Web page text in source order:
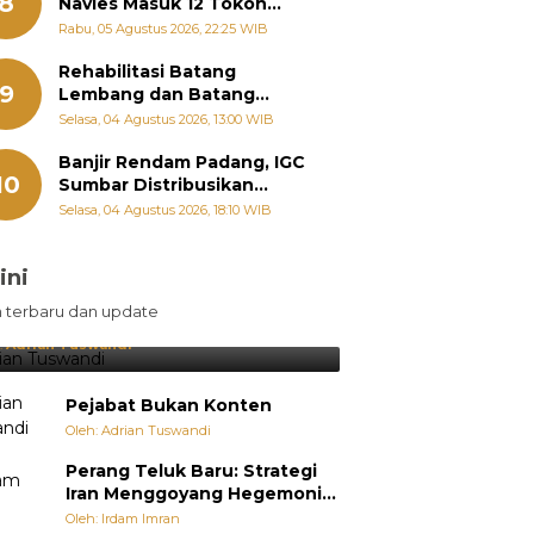
Masyarakat Penerima
Padang
Rabu, 05 Agustus 2026, 22:25 WIB
9
Rehabilitasi Batang
Lembang dan Batang
Gawan Segera Dimulai, Zigo
Berjalan
Selasa, 04 Agustus 2026, 13:00 WIB
Banjir Rendam Padang, IGC
Sumbar Distribusikan
Ratusan Nasi Bungkus dan
Selasa, 04 Agustus 2026, 18:10 WIB
terbaru dan update
Lebih Diunggulkan, tetapi
Selalu Punya Cara Membuat
Adrian Tuswandi
Pejabat Bukan Konten
Oleh: Adrian Tuswandi
Perang Teluk Baru: Strategi
Iran Menggoyang Hegemoni
AS dari Dalam
Oleh: Irdam Imran